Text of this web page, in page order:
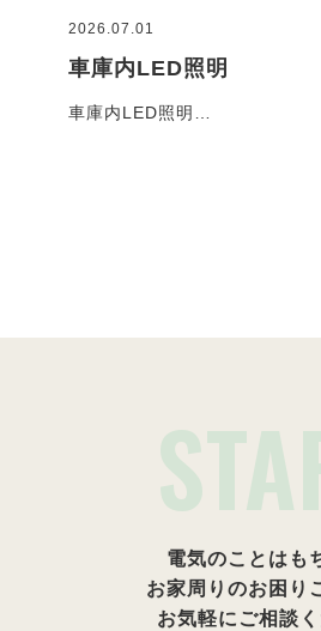
2026.07.01
車庫内LED照明
車庫内LED照明…
電気のことはも
お家周りのお困り
お気軽にご相談